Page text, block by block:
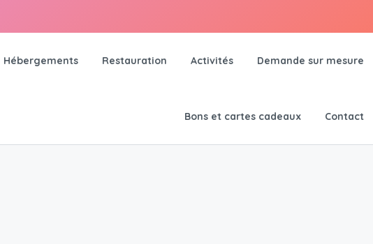
Hébergements Restauration Activités Demande sur mesure
Bons et cartes cadeaux Contact